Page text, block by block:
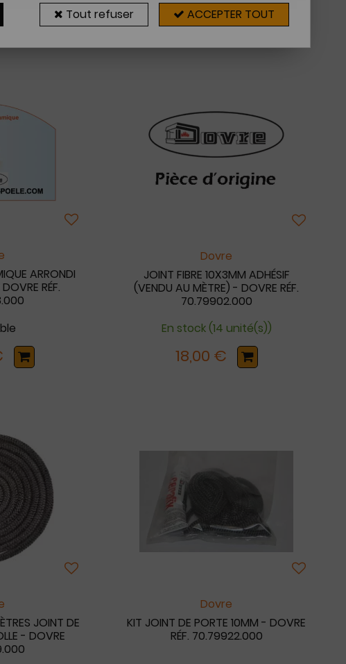
14 articles sur14
ARRONDI
RÉF.
Dovre
JOINT FIBRE 10X3MM ADHÉSIF
(VENDU AU MÈTRE) - DOVRE RÉF.
70.79902.000
En stock (14 unité(s))
18,00 €
JOINT DE
- DOVRE
Dovre
KIT JOINT DE PORTE 10MM - DOVRE
RÉF. 70.79922.000
Tout refuser ACCEPTER TOUT